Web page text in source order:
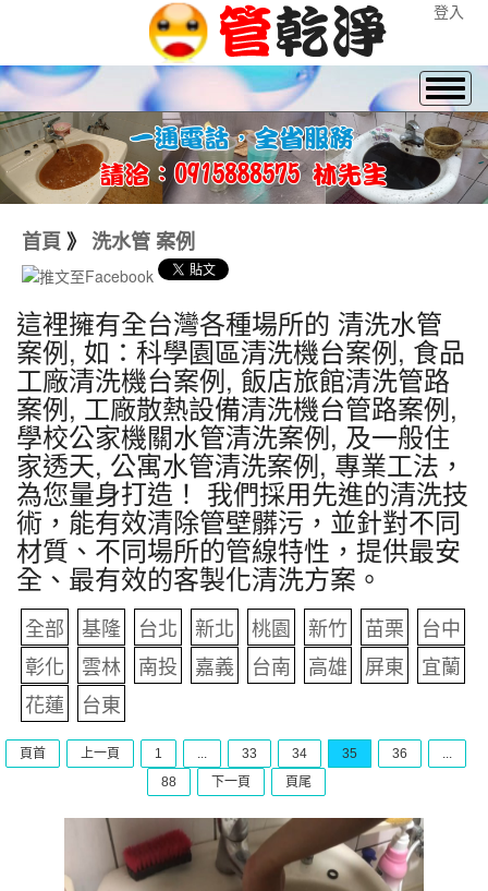
登入
首頁 》 洗水管 案例
這裡擁有全台灣各種場所的 清洗水管
案例, 如：科學園區清洗機台案例, 食品
工廠清洗機台案例, 飯店旅館清洗管路
案例, 工廠散熱設備清洗機台管路案例,
學校公家機關水管清洗案例, 及一般住
家透天, 公寓水管清洗案例, 專業工法，
為您量身打造！ 我們採用先進的清洗技
術，能有效清除管壁髒污，並針對不同
材質、不同場所的管線特性，提供最安
全、最有效的客製化清洗方案。
全部 基隆 台北 新北 桃園 新竹 苗栗
台中
彰化
雲林 南投 嘉義 台南 高雄 屏東
宜蘭
花蓮
台東
頁首 上一頁 1 ... 33 34 35 36
...
88
下一頁 頁尾